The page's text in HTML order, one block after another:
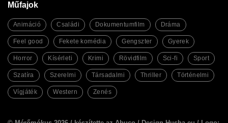
Műfajok
Animáció Családi Dokumentumfilm Dráma
Feel good Fekete komédia Gengszter Gyerek
Horror Kísérleti Krimi Rövidfilm Sci-fi Sport
Szatíra Szerelmi Társadalmi Thriller Történelmi
Vígjáték Western Zenés